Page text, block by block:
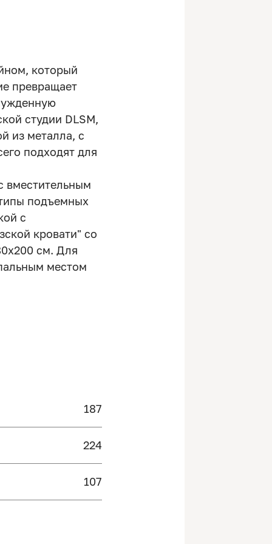
который
превращает
студии DLSM,
из металла, с
подходят для
вместительным
подъемных
с
кровати" со
см. Для
местом
187
224
107